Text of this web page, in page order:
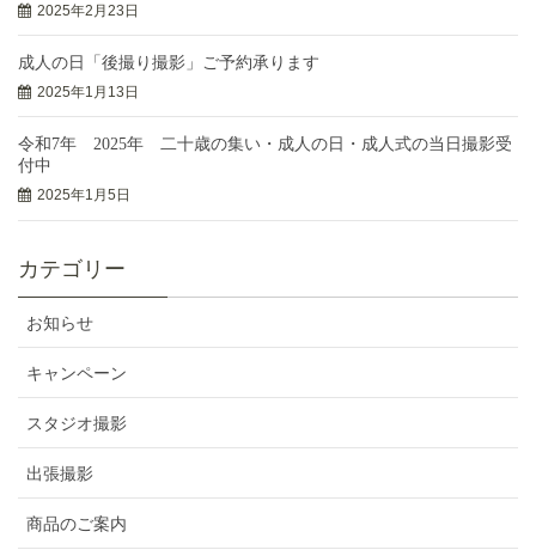
2025年2月23日
成人の日「後撮り撮影」ご予約承ります
2025年1月13日
令和7年 2025年 二十歳の集い・成人の日・成人式の当日撮影受
付中
2025年1月5日
カテゴリー
お知らせ
キャンペーン
スタジオ撮影
出張撮影
商品のご案内